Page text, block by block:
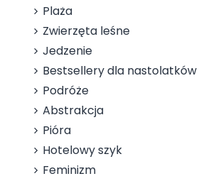
Plaża
Zwierzęta leśne
Jedzenie
Bestsellery dla nastolatków
Podróże
Abstrakcja
Pióra
Hotelowy szyk
Feminizm